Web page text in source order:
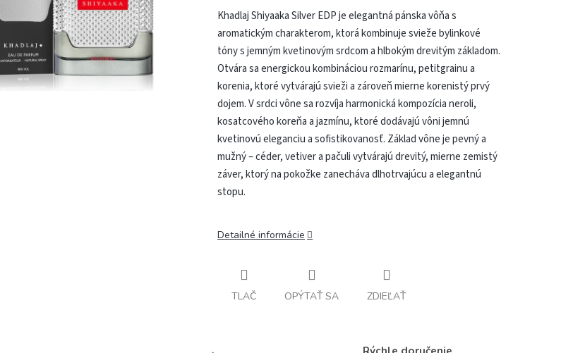
Khadlaj Shiyaaka Silver EDP je elegantná pánska vôňa s
aromatickým charakterom, ktorá kombinuje svieže bylinkové
tóny s jemným kvetinovým srdcom a hlbokým drevitým základom.
Otvára sa energickou kombináciou rozmarínu, petitgrainu a
korenia, ktoré vytvárajú svieži a zároveň mierne korenistý prvý
dojem. V srdci vône sa rozvíja harmonická kompozícia neroli,
kosatcového koreňa a jazmínu, ktoré dodávajú vôni jemnú
kvetinovú eleganciu a sofistikovanosť. Základ vône je pevný a
mužný – céder, vetiver a pačuli vytvárajú drevitý, mierne zemistý
záver, ktorý na pokožke zanecháva dlhotrvajúcu a elegantnú
stopu.
Detailné informácie
TLAČ OPÝTAŤ SA ZDIEĽAŤ